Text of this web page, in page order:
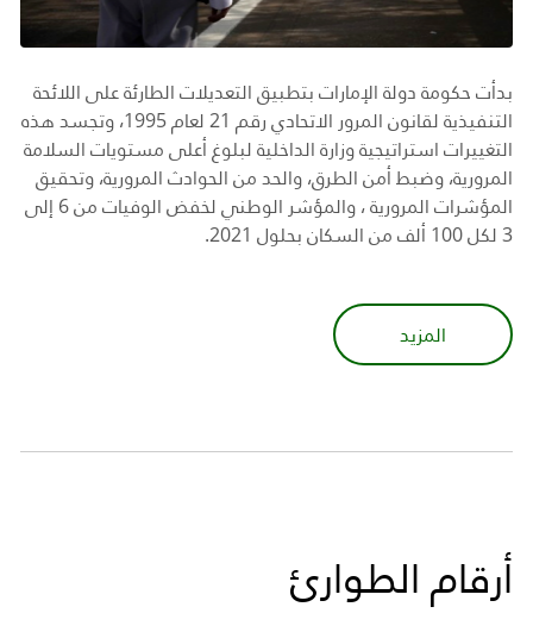
بدأت حكومة دولة الإمارات بتطبيق التعديلات الطارئة على اللائحة
التنفيذية لقانون المرور الاتحادي رقم 21 لعام 1995، وتجسد هذه
التغييرات استراتيجية وزارة الداخلية لبلوغ أعلى مستويات السلامة
المرورية، وضبط أمن الطرق، والحد من الحوادث المرورية، وتحقيق
المؤشرات المرورية ، والمؤشر الوطني لخفض الوفيات من 6 إلى
3 لكل 100 ألف من السكان بحلول 2021.
المزيد
أرقام الطوارئ